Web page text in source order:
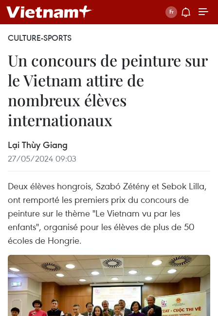
CULTURE-SPORTS
Un concours de peinture sur
le Vietnam attire de
nombreux élèves
internationaux
Lại Thùy Giang
27/05/2024 09:03
Deux élèves hongrois, Szabó Zétény et Sebok Lilla,
ont remporté les premiers prix du concours de
peinture sur le thème "Le Vietnam vu par les
enfants", organisé pour les élèves de plus de 50
écoles de Hongrie.